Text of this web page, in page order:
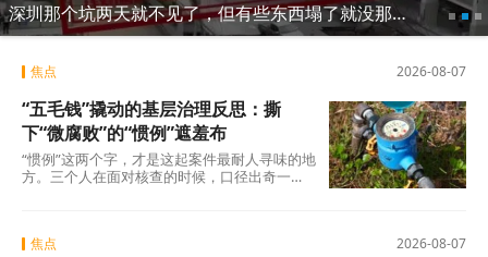
深圳那个坑两天就不见了，但有些东西塌了就没那么容易修
2026-08-07
焦点
“五毛钱”撬动的基层治理反思：撕
下“微腐败”的“惯例”遮羞布
“惯例”这两个字，才是这起案件最耐人寻味的地
方。三个人在面对核查的时候，口径出奇一
议事程序、没有政策依据，仅凭几个人私下商
2026-08-07
焦点